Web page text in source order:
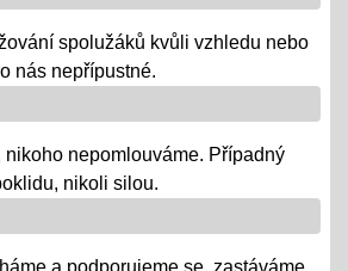
využijeme projektovou výuku v
ale s vrstevnickou výukou ve
spolužáků kvůli vzhledu nebo
nás nepřípustné.
nikoho nepomlouváme. Případný
nikoli silou.
a podporujeme se, zastáváme